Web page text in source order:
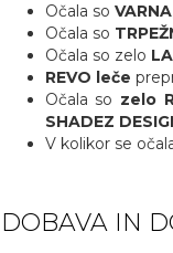
Očala so VARNA
Očala so
Očala so zelo
REVO leče
Očala so zelo
SHADEZ
V kolikor se
DOBAVA IN